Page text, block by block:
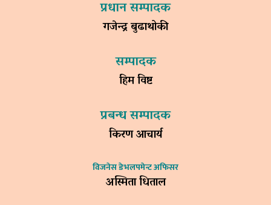
प्रधान सम्पादक
गजेन्द्र बुढाथोकी
सम्पादक
हिम विष्ट
प्रबन्ध सम्पादक
किरण आचार्य
विजनेस डेभलपमेन्ट अफिसर
अस्मिता धिताल